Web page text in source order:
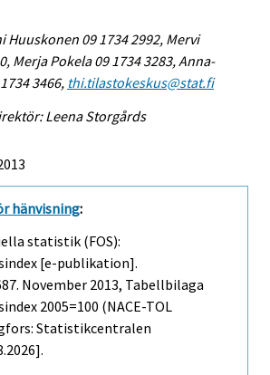
09 1734 2992, Mervi
Merja Pokela 09 1734 3283, Anna-
3466, thi.tilastokeskus@stat.fi
Leena Storgårds
hänvisning:
statistik (FOS):
[e-publikation].
November 2013, Tabellbilaga
2005=100 (NACE-TOL
Statistikcentralen